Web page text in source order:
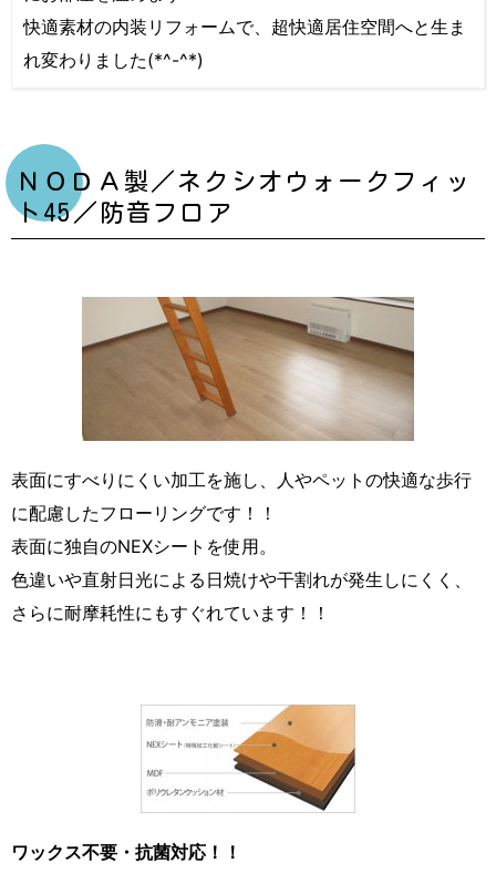
快適素材の内装リフォームで、超快適居住空間へと生ま
れ変わりました(*^-^*)
ＮＯＤＡ製／ネクシオウォークフィッ
ト45／防音フロア
表面にすべりにくい加工を施し、人やペットの快適な歩行
に配慮したフローリングです！！
表面に独自のNEXシートを使用。
色違いや直射日光による日焼けや干割れが発生しにくく、
さらに耐摩耗性にもすぐれています！！
ワックス不要・抗菌対応！！